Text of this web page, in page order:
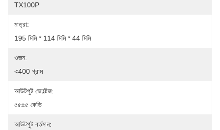
TX100P
মাত্রা:
195 মিমি * 114 মিমি * 44 মিমি
ওজন:
<400 গ্রাম
আউটপুট ভোল্টেজ:
৫৫±৫ কেভি
আউটপুট বর্তমান: